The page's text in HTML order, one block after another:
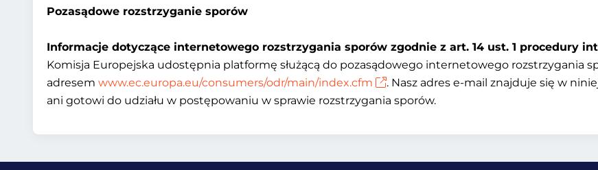
Pozasądowe rozstrzyganie sporów
Informacje dotyczące internetowego rozstrzygania sporów zgodnie z art. 14 ust. 1 procedury
Komisja Europejska udostępnia platformę służącą do pozasądowego internetowego rozstrzygania
adresem www.ec.europa.eu/consumers/odr/main/index.cfm
. Nasz adres e-mail znajduje się w
ani gotowi do udziału w postępowaniu w sprawie rozstrzygania sporów.